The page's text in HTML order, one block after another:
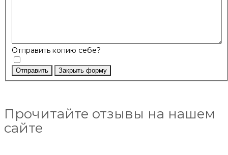
Отправить копию себе?
Отправить Закрыть форму
Прочитайте отзывы на нашем
сайте